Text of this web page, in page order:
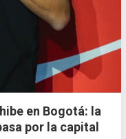
en Bogotá: la
por la capital